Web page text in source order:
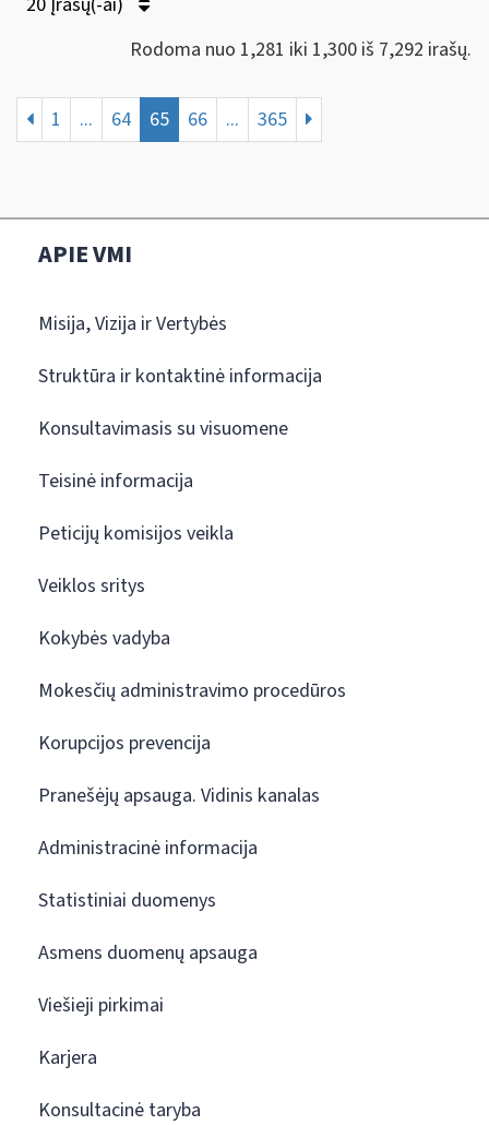
Rodoma nuo 1,281 iki 1,300 iš 7,292 irašų.
1 ... 64 65 66 ... 365
APIE VMI
Misija, Vizija ir Vertybės
Struktūra ir kontaktinė informacija
Konsultavimasis su visuomene
Teisinė informacija
Peticijų komisijos veikla
Veiklos sritys
Kokybės vadyba
Mokesčių administravimo procedūros
Korupcijos prevencija
Pranešėjų apsauga. Vidinis kanalas
Administracinė informacija
Statistiniai duomenys
Asmens duomenų apsauga
Viešieji pirkimai
Karjera
Konsultacinė taryba